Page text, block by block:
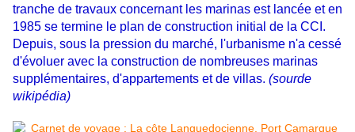
tranche de travaux concernant les marinas est lancée et en
1985 se termine le plan de construction initial de la CCI.
Depuis, sous la pression du marché, l'urbanisme n'a cessé
d'évoluer avec la construction de nombreuses marinas
supplémentaires, d'appartements et de villas. (sourde
wikipédia)